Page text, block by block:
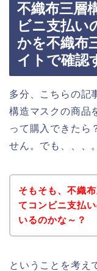
不織布三層
ビニ支払い
かを不織布
イトで確認
多分、こちらの記
構造マスクの商品
って購入できたら
せん。でも、、、。
そもそも、不織
てコンビニ支払
いるのかな～？
ということを考え